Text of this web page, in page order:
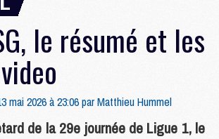
le résumé et les
mai 2026 à 23:06 parMatthieu Hummel
de la 29e journée de Ligue 1, le